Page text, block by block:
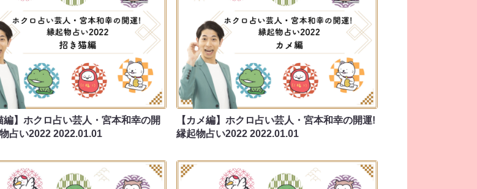
編】ホクロ占い芸人・宮本和幸の開
占い20222022.01.01
【カメ編】ホクロ占い芸人・宮本和幸の開運!
縁起物占い2022 2022.01.01